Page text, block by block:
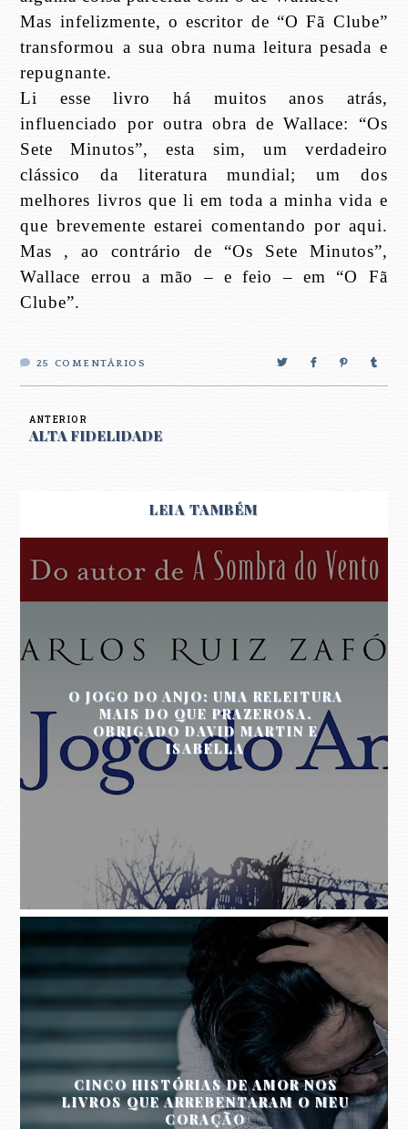
Mas infelizmente, o escritor de “O Fã Clube”
transformou a sua obra numa leitura pesada e
repugnante.
Li esse livro há muitos anos atrás,
influenciado por outra obra de Wallace: “Os
Sete Minutos”, esta sim, um verdadeiro
clássico da literatura mundial; um dos
melhores livros que li em toda a minha vida e
que brevemente estarei comentando por aqui.
Mas , ao contrário de “Os Sete Minutos”,
Wallace errou a mão – e feio – em “O Fã
Clube”.
25 COMENTÁRIOS
ANTERIOR
ALTA FIDELIDADE
LEIA TAMBÉM
O JOGO DO ANJO: UMA RELEITURA
MAIS DO QUE PRAZEROSA.
OBRIGADO DAVID MARTIN E
ISABELLA
CINCO HISTÓRIAS DE AMOR NOS
LIVROS QUE ARREBENTARAM O MEU
CORAÇÃO